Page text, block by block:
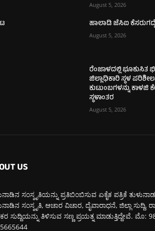
August 5, 2026
ಹಾಲಾಡಿ ಜೆಸಿಐ
August 5, 2026
ರೆಂಜಾಳದಲ್ಲಿ ಭೂಕುಸಿತ
ಜಿಲ್ಲಾಧಿಕಾರಿ ಸ್ಥಳ
ಕುಟುಂಬಗಳನ್ನು ಕಾಳಜಿ
ಸ್ಥಳಾಂತರ
August 5, 2026
US
ಸಂಸ್ಕೃತಿಯನ್ನು ಪ್ರತಿಬಿಂಬಿಸುವ ಏಕೈಕ ಪತ್ರಿಕೆ
ಸಂಸ್ಕೃತಿ, ಆಚಾರ ವಿಚಾರ, ದೈವಾರಾಧನೆ, ಜಿಲ್ಲಾ ಸುದ್ದಿ,
ಸುದ್ದಿಯನ್ನು ತಿಳಿಸುವ ಸಣ್ಣ ಪ್ರಯತ್ನ ಮಾಡುತ್ತಿದ್ದೇವೆ. ಮೊ: